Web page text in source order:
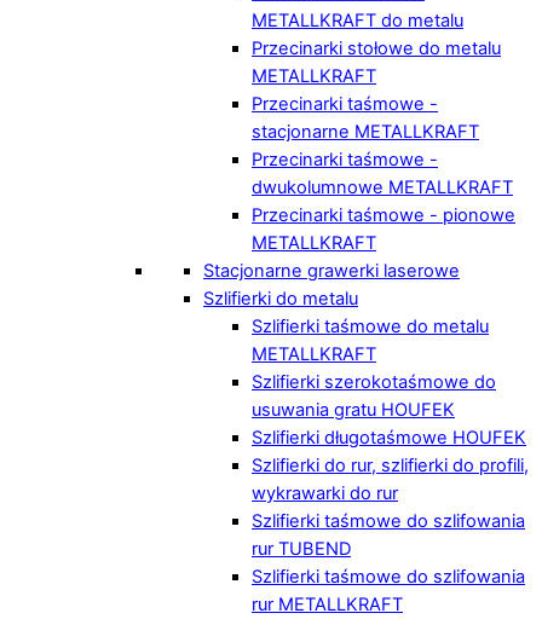
METALLKRAFT do metalu
Przecinarki stołowe do metalu
METALLKRAFT
Przecinarki taśmowe -
stacjonarne METALLKRAFT
Przecinarki taśmowe -
dwukolumnowe METALLKRAFT
Przecinarki taśmowe - pionowe
METALLKRAFT
Stacjonarne grawerki laserowe
Szlifierki do metalu
Szlifierki taśmowe do metalu
METALLKRAFT
Szlifierki szerokotaśmowe do
usuwania gratu HOUFEK
Szlifierki długotaśmowe HOUFEK
Szlifierki do rur, szlifierki do profili,
wykrawarki do rur
Szlifierki taśmowe do szlifowania
rur TUBEND
Szlifierki taśmowe do szlifowania
rur METALLKRAFT